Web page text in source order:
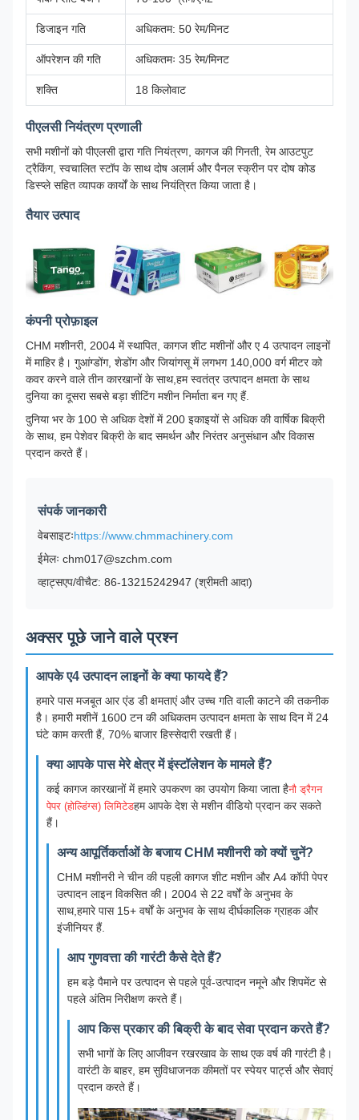
डिजाइन गति अधिकतम: 50 रेम/मिनट
ऑपरेशन की गति अधिकतमः 35 रेम/मिनट
शक्ति 18 किलोवाट
पीएलसी नियंत्रण प्रणाली
सभी मशीनों को पीएलसी द्वारा गति नियंत्रण, कागज की गिनती, रेम आउटपुट
ट्रैकिंग, स्वचालित स्टॉप के साथ दोष अलार्म और पैनल स्क्रीन पर दोष कोड
डिस्प्ले सहित व्यापक कार्यों के साथ नियंत्रित किया जाता है।
तैयार उत्पाद
कंपनी प्रोफ़ाइल
CHM मशीनरी, 2004 में स्थापित, कागज शीट मशीनों और ए 4 उत्पादन लाइनों
में माहिर है। गुआंग्डोंग, शेडोंग और जियांगसू में लगभग 140,000 वर्ग मीटर को
कवर करने वाले तीन कारखानों के साथ,हम स्वतंत्र उत्पादन क्षमता के साथ
दुनिया का दूसरा सबसे बड़ा शीटिंग मशीन निर्माता बन गए हैं.
दुनिया भर के 100 से अधिक देशों में 200 इकाइयों से अधिक की वार्षिक बिक्री
के साथ, हम पेशेवर बिक्री के बाद समर्थन और निरंतर अनुसंधान और विकास
प्रदान करते हैं।
संपर्क जानकारी
वेबसाइटःhttps://www.chmmachinery.com
ईमेलः chm017@szchm.com
व्हाट्सएप/वीचैट: 86-13215242947 (श्रीमती आदा)
अक्सर पूछे जाने वाले प्रश्न
आपके ए4 उत्पादन लाइनों के क्या फायदे हैं?
हमारे पास मजबूत आर एंड डी क्षमताएं और उच्च गति वाली काटने की तकनीक
है। हमारी मशीनें 1600 टन की अधिकतम उत्पादन क्षमता के साथ दिन में 24
घंटे काम करती हैं, 70% बाजार हिस्सेदारी रखती हैं।
क्या आपके पास मेरे क्षेत्र में इंस्टॉलेशन के मामले हैं?
कई कागज कारखानों में हमारे उपकरण का उपयोग किया जाता हैनौ ड्रैगन
पेपर (होल्डिंग्स) लिमिटेडहम आपके देश से मशीन वीडियो प्रदान कर सकते
हैं।
अन्य आपूर्तिकर्ताओं के बजाय CHM मशीनरी को क्यों चुनें?
CHM मशीनरी ने चीन की पहली कागज शीट मशीन और A4 कॉपी पेपर
उत्पादन लाइन विकसित की। 2004 से 22 वर्षों के अनुभव के
साथ,हमारे पास 15+ वर्षों के अनुभव के साथ दीर्घकालिक ग्राहक और
इंजीनियर हैं.
आप गुणवत्ता की गारंटी कैसे देते हैं?
हम बड़े पैमाने पर उत्पादन से पहले पूर्व-उत्पादन नमूने और शिपमेंट से
पहले अंतिम निरीक्षण करते हैं।
आप किस प्रकार की बिक्री के बाद सेवा प्रदान करते हैं?
सभी भागों के लिए आजीवन रखरखाव के साथ एक वर्ष की गारंटी है।
वारंटी के बाहर, हम सुविधाजनक कीमतों पर स्पेयर पार्ट्स और सेवाएं
प्रदान करते हैं।